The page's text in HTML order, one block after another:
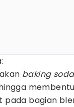
baking
bagian